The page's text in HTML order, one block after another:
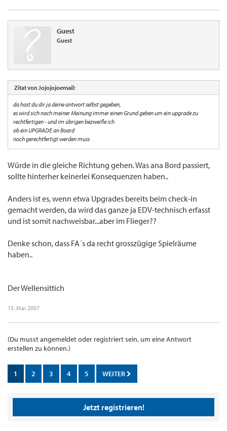
Guest
Guest
Zitat von Jojojojoemail:
da hast du dir ja deine antwort selbst gegeben,
es wird sich nach meiner Meinung immer einen Grund geben um ein upgrade zu
rechtfertigen - und im übrigen bezweifle ich
ob ein UPGRADE an Board
noch gerechtfertigt werden muss
Würde in die gleiche Richtung gehen. Was ana Bord passiert,
sollte hinterher keinerlei Konsequenzen haben..
Anders ist es, wenn etwa Upgrades bereits beim check-in
gemacht werden, da wird das ganze ja EDV-technisch erfasst
und ist somit nachweisbar...aber im Flieger??
Denke schon, dass FA´s da recht grosszügige Spielräume
haben..
Der Wellensittich
15. Mai 2007
(Du musst angemeldet oder registriert sein, um eine Antwort
erstellen zu können.)
1 2 3 4 5 WEITER
Jetzt registrieren!